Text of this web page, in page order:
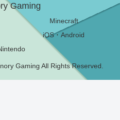
Gaming
Minecraft
iOS・Android
Gaming All Rights Reserved.